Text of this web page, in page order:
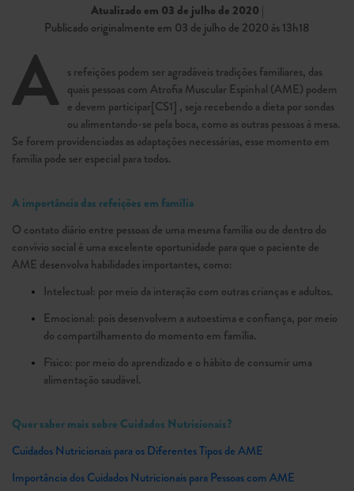
Atualizado em 03 de julho de 2020 |
Publicado originalmente em 03 de julho de 2020 às 13h18
A s refeições podem ser agradáveis tradições familiares, das
quais pessoas com Atrofia Muscular Espinhal (AME) podem
e devem participar[CS1] , seja recebendo a dieta por sondas
ou alimentando-se pela boca, como as outras pessoas à mesa.
Se forem providenciadas as adaptações necessárias, esse momento em
família pode ser especial para todos.
A importância das refeições em família
O contato diário entre pessoas de uma mesma família ou de dentro do
convívio social é uma excelente oportunidade para que o paciente de
AME desenvolva habilidades importantes, como:
Intelectual: por meio da interação com outras crianças e adultos.
Emocional: pois desenvolvem a autoestima e confiança, por meio
do compartilhamento do momento em família.
Físico: por meio do aprendizado e o hábito de consumir uma
alimentação saudável.
Quer saber mais sobre Cuidados Nutricionais?
Cuidados Nutricionais para os Diferentes Tipos de AME
Importância dos Cuidados Nutricionais para Pessoas com AME